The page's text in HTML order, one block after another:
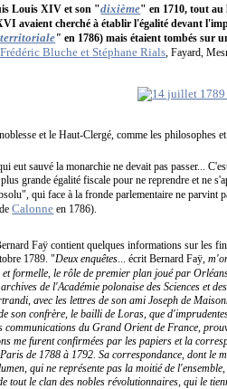
Louis XIV et son "dixième" en 1710, tout
avaient cherché à établir l'égalité devant
territoriale" en 1786) mais étaient tombés sur
Bluche et Stéphane Rials , Fayard,
et le Haut-Clergé, comme les philosophes
eut sauvé la monarchie ne devait pas passer...
grande égalité fiscale pour ne reprendre et ne
qui face à la fronde parlementaire ne parvint
deCalonne en 1786).
Faÿ contient quelques informations sur les
1789. "Deux enquêtes ... écrit Bernard Faÿ,
et formelle, le rôle de premier plan joué par
de l'Académie polonaise des Sciences et
avec les lettres de son ami Joseph de
son confrère, le bailli de Loras, que
communications du Grand Orient de France,
me furent confirmées par les papiers et la
de 1788 à 1792. Sa correspondance, dont le
qui ne représente pas la moitié de
tout le clan des nobles révolutionnaires, qui le